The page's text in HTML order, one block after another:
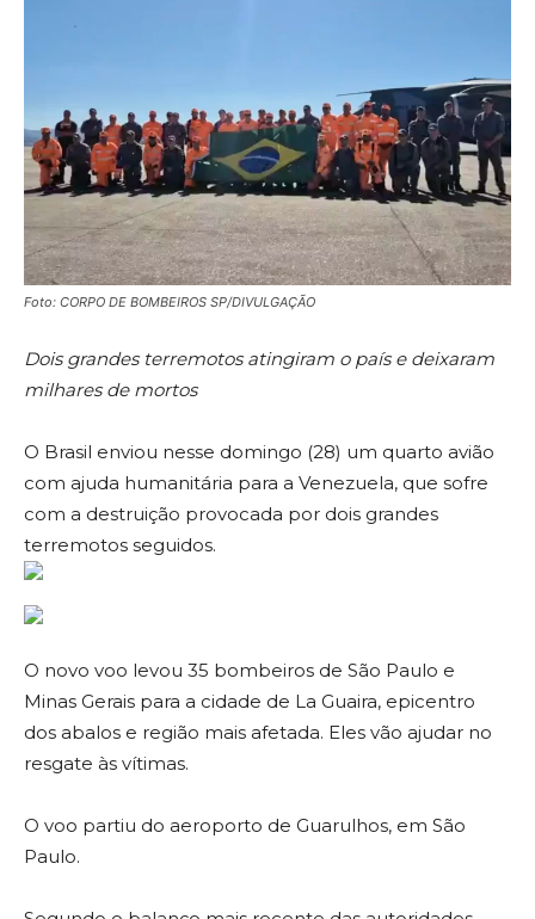
Foto: CORPO DE BOMBEIROS SP/DIVULGAÇÃO
Dois grandes terremotos atingiram o país e deixaram
milhares de mortos
O Brasil enviou nesse domingo (28) um quarto avião
com ajuda humanitária para a Venezuela, que sofre
com a destruição provocada por dois grandes
terremotos seguidos.
O novo voo levou 35 bombeiros de São Paulo e
Minas Gerais para a cidade de La Guaira, epicentro
dos abalos e região mais afetada. Eles vão ajudar no
resgate às vítimas.
O voo partiu do aeroporto de Guarulhos, em São
Paulo.